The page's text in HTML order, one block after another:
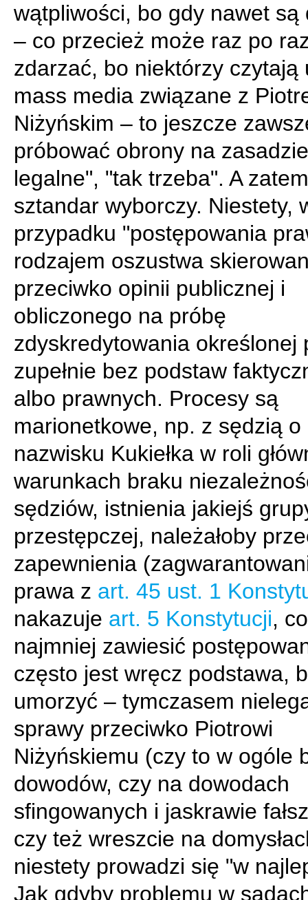
wątpliwości, bo gdy nawet są
– co przecież może raz po
zdarzać, bo niektórzy czytają
mass media związane z
Niżyńskim – to jeszcze
próbować obrony na
legalne", "tak trzeba". A
sztandar wyborczy. Niestety,
przypadku "postępowania
rodzajem oszustwa
przeciwko opinii publicznej i
obliczonego na próbę
zdyskredytowania określonej
zupełnie bez podstaw
albo prawnych. Procesy są
marionetkowe, np. z sędzią o
nazwisku Kukiełka w roli
warunkach braku
sędziów, istnienia jakiejś
przestępczej, należałoby
zapewnienia
prawa z art. 45 ust. 1
nakazuje art. 5 Konstytucji, co
najmniej zawiesić
często jest wręcz podstawa,
umorzyć – tymczasem
sprawy przeciwko Piotrowi
Niżyńskiemu (czy to w ogóle
dowodów, czy na dowodach
sfingowanych i jaskrawie
czy też wreszcie na
niestety prowadzi się "w
Jak gdyby problemu w